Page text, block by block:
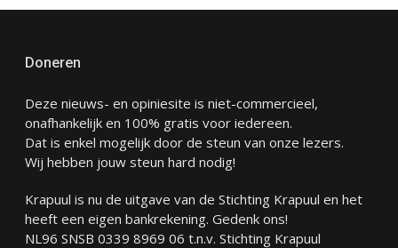
Doneren
Deze nieuws- en opiniesite is niet-commercieel,
onafhankelijk en 100% gratis voor iedereen.
Dat is enkel mogelijk door de steun van onze lezers.
Wij hebben jouw steun hard nodig!
Krapuul is nu de uitgave van de Stichting Krapuul en het
heeft een eigen bankrekening. Gedenk ons!
NL96 SNSB 0339 8969 06 t.n.v. Stichting Krapuul